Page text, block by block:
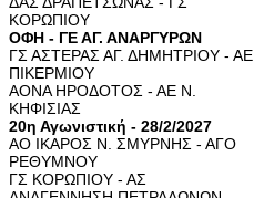
ΚΟΡΩΠΙΟΥ
ΟΦΗ - ΓΕ ΑΓ. ΑΝΑΡΓΥΡΩΝ
ΓΣ ΑΣΤΕΡΑΣ ΑΓ. ΔΗΜΗΤΡΙΟΥ - ΑΕ
ΠΙΚΕΡΜΙΟΥ
ΑΟΝΑ ΗΡΟΔΟΤΟΣ - ΑΕ Ν.
ΚΗΦΙΣΙΑΣ
20η Αγωνιστική - 28/2/2027
ΑΟ ΙΚΑΡΟΣ Ν. ΣΜΥΡΝΗΣ - ΑΓΟ
ΡΕΘΥΜΝΟΥ
ΓΣ ΚΟΡΩΠΙΟΥ - ΑΣ